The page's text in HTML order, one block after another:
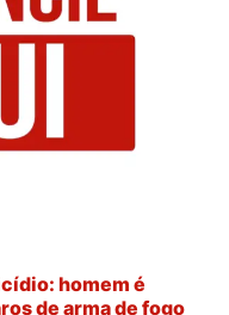
homem é
de arma de fogo